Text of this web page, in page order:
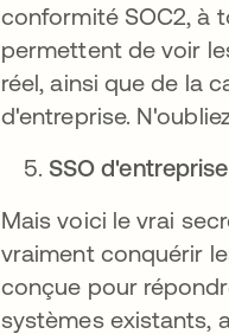
conformité SOC2, à
permettent de voir
réel, ainsi que de la
d'entreprise.
SSO
Mais voici le vrai
vraiment conquérir
conçue pour
systèmes existants,